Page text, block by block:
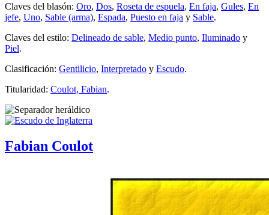
Claves del blasón: Oro, Dos, Roseta de espuela, En faja, Gules, En
jefe, Uno, Sable (arma), Espada, Puesto en faja y Sable.
Claves del estilo: Delineado de sable, Medio punto, Iluminado y
Piel.
Clasificación: Gentilicio, Interpretado y Escudo.
Titularidad: Coulot, Fabian.
Fabian Coulot